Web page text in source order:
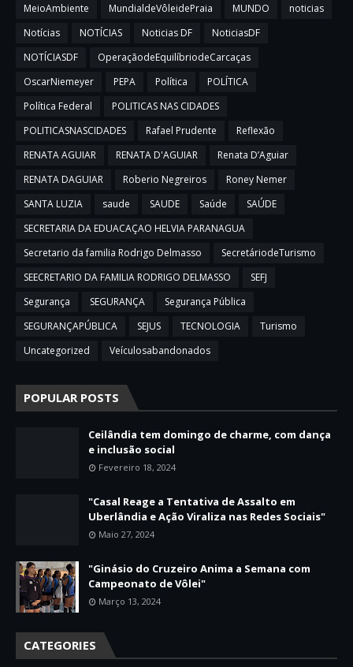
MeioAmbiente
MundialdeVôleidePraia MUNDO
noticias
Notícias
NOTÍCIAS Noticias DF
NoticiasDF
NOTÍCIASDF
OperaçãodeEquilíbriodeCarcaças
OscarNiemeyer
PEPA Política
POLÍTICA
Política Federal
POLITICAS NAS CIDADES
POLITICASNASCIDADES
Rafael Prudente
Reflexão
RENATA AGUIAR
RENATA D'AGUIAR
Renata D’Aguiar
RENATA DAGUIAR
Roberio Negreiros
Roney Nemer
SANTA LUZIA
saude SAUDE Saúde
SAÚDE
SECRETARIA DA EDUACAÇAO HELVIA PARANAGUA
Secretario da familia Rodrigo Delmasso
SecretáriodeTurismo
SEECRETARIO DA FAMILIA RODRIGO DELMASSO
SEFJ
Segurança
SEGURANÇA
Segurança Pública
SEGURANÇAPÚBLICA
SEJUS TECNOLOGIA
Turismo
Uncategorized
Veículosabandonados
POPULAR POSTS
Ceilândia tem domingo de charme, com dança
e inclusão social
Fevereiro 18, 2024
"Casal Reage a Tentativa de Assalto em
Uberlândia e Ação Viraliza nas Redes Sociais"
Maio 27, 2024
"Ginásio do Cruzeiro Anima a Semana com
Campeonato de Vôlei"
Março 13, 2024
CATEGORIES